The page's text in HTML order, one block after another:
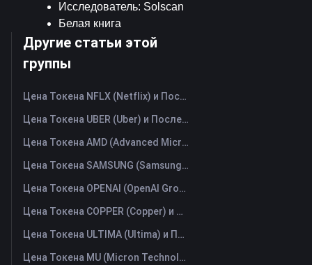
Исследователь: Solscan
Белая книга
Другие статьи этой
группы
Цена Токена NFLX (Netflix) и Последний График в Реальном Времени
Цена Токена UBER (Uber) и Последний График в Реальном Времени
Цена Токена AMD (Advanced Micro Devices) и Последний График в Реальном Времени
Цена Токена SAMSUNG (Samsung Electronics Co., Ltd) и Последний График в Реальном Времени
Цена Токена OPENAI (OpenAI Group PBC) и Последний График в Реальном Времени
Цена Токена COPPER (Copper) и Последний График в Реальном Времени
Цена Токена ULTIMA (Ultima) и Последний График в Реальном Времени
Цена Токена MU (Micron Technology) и Последний График в Реальном Времени